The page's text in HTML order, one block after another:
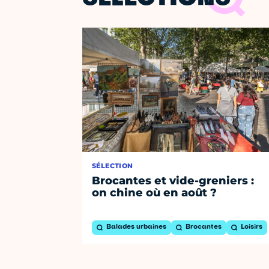
SÉLECTION
Brocantes et vide-greniers :
on chine où en août ?
Balades urbaines Brocantes Loisirs